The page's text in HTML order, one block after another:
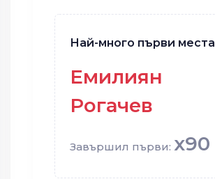
Най-много първи места
Емилиян
Рогачев
Завършил първи: x90